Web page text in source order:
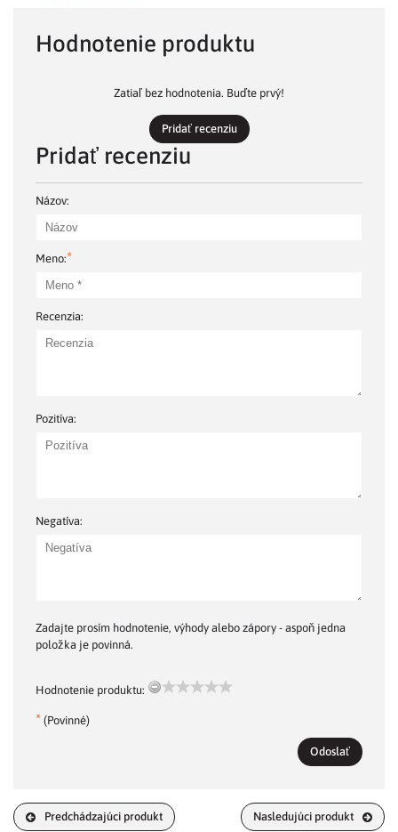
Hodnotenie produktu
Zatiaľ bez hodnotenia. Buďte prvý!
Pridať recenziu
Pridať recenziu
Názov:
Meno:*
Recenzia:
Pozitíva:
Negatíva:
Zadajte prosím hodnotenie, výhody alebo zápory - aspoň jedna
položka je povinná.
Hodnotenie produktu:
* (Povinné)
Odoslať
Predchádzajúci produkt Nasledujúci produkt